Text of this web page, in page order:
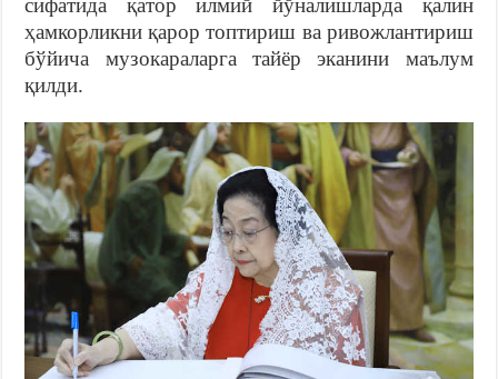
сифатида қатор илмий йўналишларда қалин
ҳамкорликни қарор топтириш ва ривожлантириш
бўйича музокараларга тайёр эканини маълум
қилди.